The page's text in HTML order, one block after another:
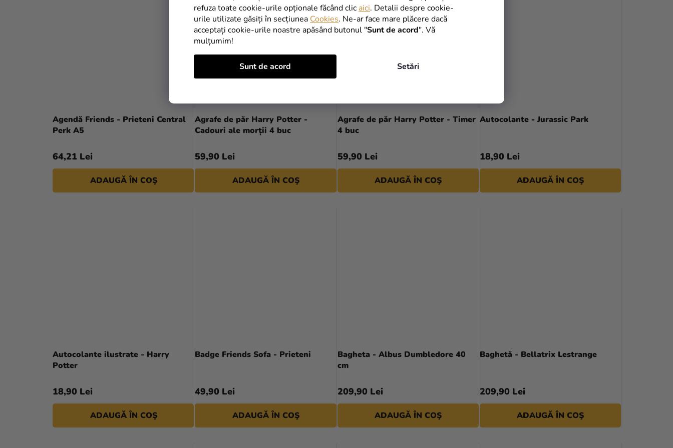
refuza toate cookie-urile opționale făcând clic aici. Detalii despre cookie-
urile utilizate găsiți în secțiunea Cookies. Ne-ar face mare plăcere dacă
acceptați cookie-urile noastre apăsând butonul "Sunt de acord". Vă
mulțumim!
Setări
Sunt de acord
Agendă Friends - Prieteni Central
Perk A5
64,21 Lei
ADAUGĂ ÎN COŞ
Agrafe de păr Harry Potter -
Cadouri ale morții 4 buc
59,90 Lei
ADAUGĂ ÎN COŞ
Agrafe de păr Harry Potter - Timer
4 buc
59,90 Lei
ADAUGĂ ÎN COŞ
Autocolante - Jurassic Park
18,90 Lei
ADAUGĂ ÎN COŞ
Autocolante ilustrate - Harry
Potter
18,90 Lei
ADAUGĂ ÎN COŞ
Badge Friends Sofa - Prieteni
49,90 Lei
ADAUGĂ ÎN COŞ
Bagheta - Albus Dumbledore 40
cm
209,90 Lei
ADAUGĂ ÎN COŞ
Baghetă - Bellatrix Lestrange
209,90 Lei
ADAUGĂ ÎN COŞ